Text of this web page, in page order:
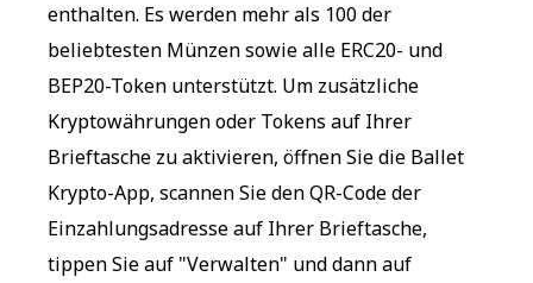
enthalten. Es werden mehr als 100 der
beliebtesten Münzen sowie alle ERC20- und
BEP20-Token unterstützt. Um zusätzliche
Kryptowährungen oder Tokens auf Ihrer
Brieftasche zu aktivieren, öffnen Sie die Ballet
Krypto-App, scannen Sie den QR-Code der
Einzahlungsadresse auf Ihrer Brieftasche,
tippen Sie auf "Verwalten" und dann auf